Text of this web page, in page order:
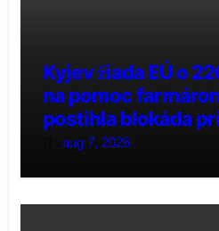
Kyjev žiada EÚ o
na pomoc
postihla blokáda
aug 7, 2026